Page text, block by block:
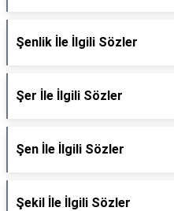
Şenlik İle İlgili Sözler
Şer İle İlgili Sözler
Şen İle İlgili Sözler
Şekil İle İlgili Sözler